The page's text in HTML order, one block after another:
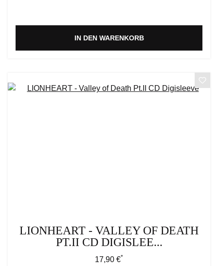
IN DEN WARENKORB
LIONHEART - VALLEY OF DEATH
PT.II CD DIGISLEE...
Regulärer Preis:
17,90 €*